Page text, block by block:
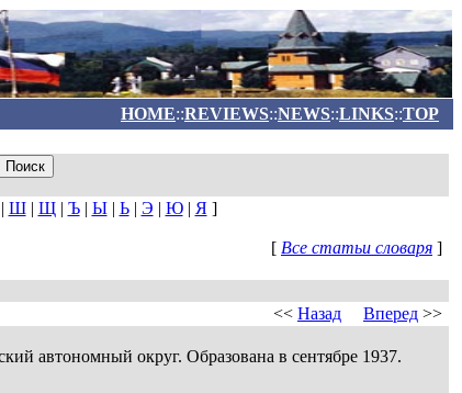
HOME::REVIEWS::NEWS::LINKS::TOP
Ш| Щ| Ъ| Ы| Ь| Э | Ю| Я]
[ Все статьи словаря ]
<< Назад Вперед >>
автономный округ. Образована в сентябре 1937.